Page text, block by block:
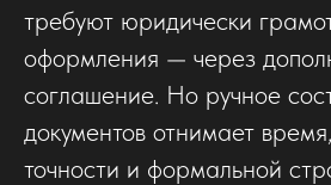
требуют юридически
оформления — через
соглашение. Но ручное
документов отнимает
точности и формальной